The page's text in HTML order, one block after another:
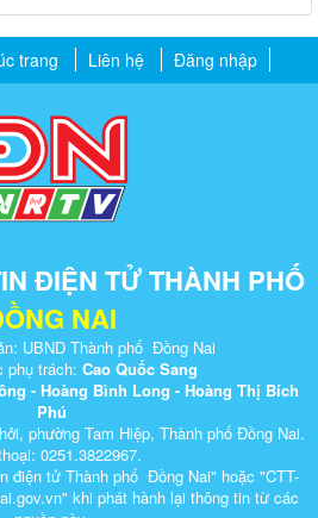
trang Liên hệ Đăng nhập
ĐIỆN TỬ THÀNH PHỐ
NAI
UBND Thành phố Đồng Nai
phụ trách: Cao Quốc Sang
- Hoàng Bình Long - Hoàng Thị Bích
Phú
phường Tam Hiệp, Thành phố Đồng Nai.
0251.3822967.
điện tử Thành phố Đồng Nai" hoặc "CTT-
khi ​phát hành lại thông tin từ các